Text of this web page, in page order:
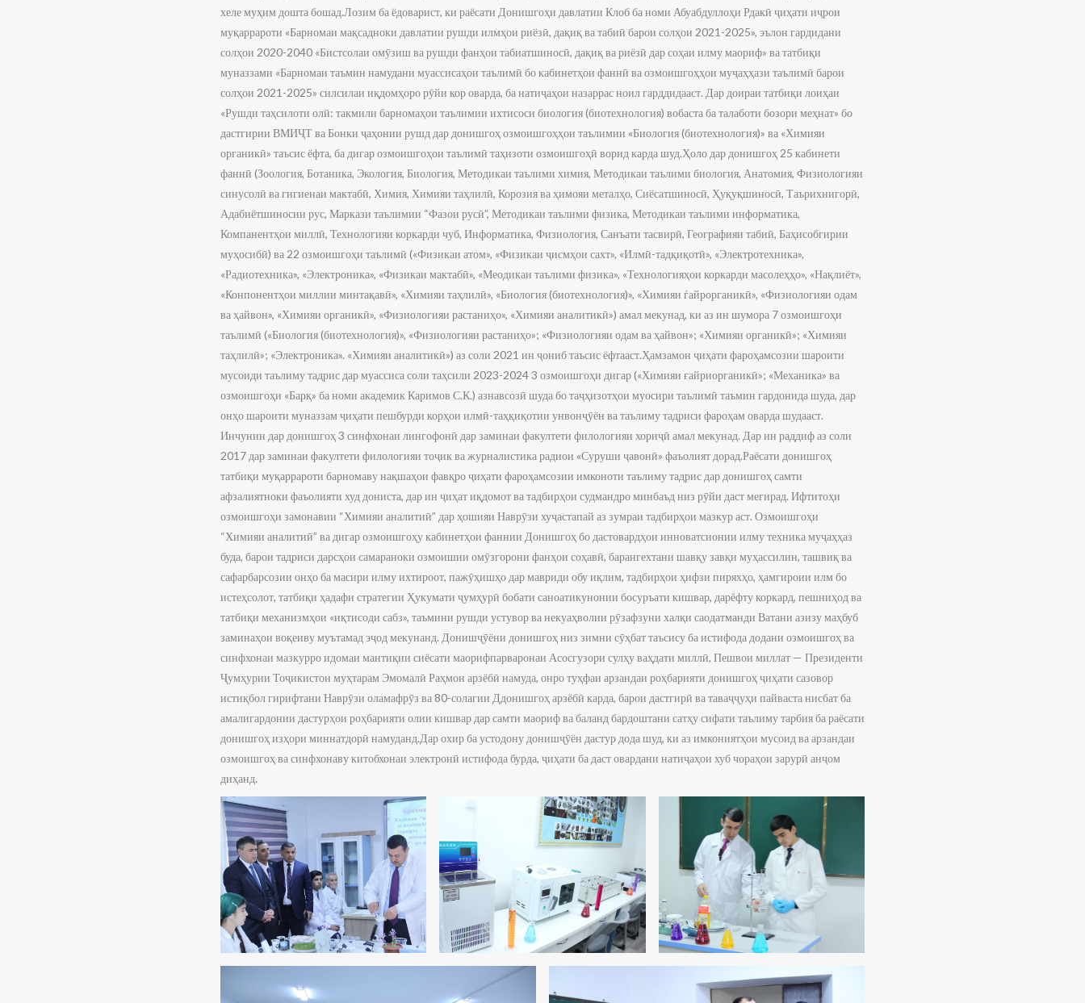
хеле муҳим дошта бошад.Лозим ба ёдоварист, ки раёсати Донишгоҳи давлатии Клоб ба номи Абуабдуллоҳи Рдакӣ ҷиҳати иҷрои
муқаррароти «Барномаи мақсадноки давлатии рушди илмҳои риёзӣ, дақиқ ва табиӣ барои солҳои 2021-2025», эълон гардидани
солҳои 2020-2040 «Бистсолаи омӯзиш ва рушди фанҳои табиатшиносӣ, дақиқ ва риёзӣ дар соҳаи илму маориф» ва татбиқи
муназзами «Барномаи таъмин намудани муассисаҳои таълимӣ бо кабинетҳои фаннӣ ва озмоишгоҳҳои муҷаҳҳази таълимӣ барои
солҳои 2021-2025» силсилаи иқдомҳоро рӯйи кор оварда, ба натиҷаҳои назаррас ноил гарддидааст. Дар доираи татбиқи лоиҳаи
«Рушди таҳсилоти олӣ: такмили барномаҳои таълимии ихтисоси биология (биотехнология) вобаста ба талаботи бозори меҳнат» бо
дастгирии ВМИҶТ ва Бонки ҷаҳонии рушд дар донишгоҳ озмоишгоҳҳои таълимии «Биология (биотехнология)» ва «Химияи
органикӣ» таъсис ёфта, ба дигар озмоишгоҳои таълимӣ таҳизоти озмоишгоҳӣ ворид карда шуд.Ҳоло дар донишгоҳ 25 кабинети
фаннӣ (Зоология, Ботаника, Экология, Биология, Методикаи таълими химия, Методикаи таълими биология, Анатомия, Физиологияи
синусолӣ ва гигиенаи мактабӣ, Химия, Химияи таҳлилӣ, Корозия ва ҳимояи металҳо, Сиёсатшиносӣ, Ҳуқуқшиносӣ, Таърихнигорӣ,
Адабиётшиносии рус, Маркази таълимии “Фазои русӣ”, Методикаи таълими физика, Методикаи таълими информатика,
Компанентҳои миллӣ, Технологияи коркарди чуб, Информатика, Физиология, Санъати тасвирӣ, Географияи табиӣ, Баҳисобгирии
муҳосибӣ) ва 22 озмоишгоҳи таълимӣ («Физикаи атом», «Физикаи ҷисмҳои сахт», «Илмӣ-тадқиқотӣ», «Электротехника»,
«Радиотехника», «Электроника», «Физикаи мактабӣ», «Меодикаи таълими физика», «Технологияҳои коркарди масолеҳҳо», «Нақлиёт»,
«Конпонентҳои миллии минтақавӣ», «Химияи таҳлилӣ», «Биология (биотехнология)», «Химияи ѓайрорганикӣ», «Физиологияи одам
ва ҳайвон», «Химияи органикӣ», «Физиологияи растаниҳо», «Химияи аналитикӣ») амал мекунад, ки аз ин шумора 7 озмоишгоҳи
таълимӣ («Биология (биотехнология)», «Физиологияи растаниҳо»; «Физиологияи одам ва ҳайвон»; «Химияи органикӣ»; «Химияи
таҳлилӣ»; «Электроника». «Химияи аналитикӣ») аз соли 2021 ин ҷониб таъсис ёфтааст.Ҳамзамон ҷиҳати фароҳамсозии шароити
мусоиди таълиму тадрис дар муассиса соли таҳсили 2023-2024 3 озмоишгоҳи дигар («Химияи ғайриорганикӣ»; «Механика» ва
озмоишгоҳи «Барқ» ба номи академик Каримов С.К.) азнавсозӣ шуда бо таҷҳизотҳои муосири таълимӣ таъмин гардонида шуда, дар
онҳо шароити муназзам ҷиҳати пешбурди корҳои илмӣ-таҳқиқотии унвонҷӯён ва таълиму тадриси фароҳам оварда шудааст.
Инчунин дар донишгоҳ 3 синфхонаи лингофонӣ дар заминаи факултети филологияи хориҷӣ амал мекунад. Дар ин раддиф аз соли
2017 дар заминаи факултети филологияи тоҷик ва журналистика радиои «Суруши ҷавонӣ» фаъолият дорад.Раёсати донишгоҳ
татбиқи муқаррароти барномаву нақшаҳои фавқро ҷиҳати фароҳамсозии имконоти таълиму тадрис дар донишгоҳ самти
афзалиятноки фаъолияти худ дониста, дар ин ҷиҳат иқдомот ва тадбирҳои судмандро минбаъд низ рӯйи даст мегирад. Ифтитоҳи
озмоишгоҳи замонавии “Химияи аналитиӣ” дар ҳошияи Наврӯзи хуҷастапай аз зумраи тадбирҳои мазкур аст. Озмоишгоҳи
“Химияи аналитиӣ” ва дигар озмоишгоҳу кабинетҳои фаннии Донишгоҳ бо дастовардҳои инноватсионии илму техника муҷаҳҳаз
буда, барои тадриси дарсҳои самараноки озмоишии омӯзгорони фанҳои соҳавӣ, барангехтани шавқу завқи муҳассилин, ташвиқ ва
сафарбарсозии онҳо ба масири илму ихтироот, пажӯҳишҳо дар мавриди обу иқлим, тадбирҳои ҳифзи пиряхҳо, ҳамгироии илм бо
истеҳсолот, татбиқи ҳадафи стратегии Ҳукумати ҷумҳурӣ бобати саноатикунонии босуръати кишвар, дарёфту коркард, пешниҳод ва
татбиқи механизмҳои «иқтисоди сабз», таъмини рушди устувор ва некуаҳволии рӯзафзуни халқи саодатманди Ватани азизу маҳбуб
заминаҳои воқеиву муътамад эҷод мекунанд. Донишҷӯёни донишгоҳ низ зимни сӯҳбат таъсису ба истифода додани озмоишгоҳ ва
синфхонаи мазкурро идомаи мантиқии сиёсати маорифпарваронаи Асосгузори сулҳу ваҳдати миллӣ, Пешвои миллат — Президенти
Ҷумҳурии Тоҷикистон муҳтарам Эмомалӣ Раҳмон арзёбӣ намуда, онро туҳфаи арзандаи роҳбарияти донишгоҳ ҷиҳати сазовор
истиқбол гирифтани Наврӯзи оламафрӯз ва 80-солагии Ддонишгоҳ арзёбӣ карда, барои дастгирӣ ва таваҷҷуҳи пайваста нисбат ба
амалигардонии дастурҳои роҳбарияти олии кишвар дар самти маориф ва баланд бардоштани сатҳу сифати таълиму тарбия ба раёсати
донишгоҳ изҳори миннатдорӣ намуданд.Дар охир ба устодону донишҷӯён дастур дода шуд, ки аз имкониятҳои мусоид ва арзандаи
озмоишгоҳ ва синфхонаву китобхонаи электронӣ истифода бурда, ҷиҳати ба даст овардани натиҷаҳои хуб чораҳои зарурӣ анҷом
диҳанд.